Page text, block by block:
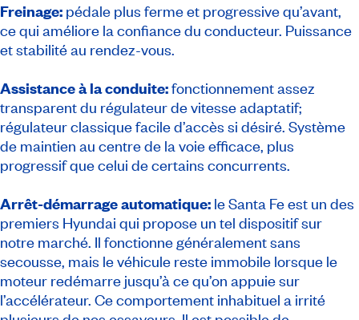
Freinage: pédale plus ferme et progressive qu’avant,
ce qui améliore la confiance du conducteur. Puissance
et stabilité au rendez-vous.
Assistance à la conduite:fonctionnement assez
transparent du régulateur de vitesse adaptatif;
régulateur classique facile d’accès si désiré. Système
de maintien au centre de la voie efficace, plus
progressif que celui de certains concurrents.
Arrêt-démarrage automatique: le Santa Fe est un des
premiers Hyundai qui propose un tel dispositif sur
notre marché. Il fonctionne généralement sans
secousse, mais le véhicule reste immobile lorsque le
moteur redémarre jusqu’à ce qu’on appuie sur
l’accélérateur. Ce comportement inhabituel a irrité